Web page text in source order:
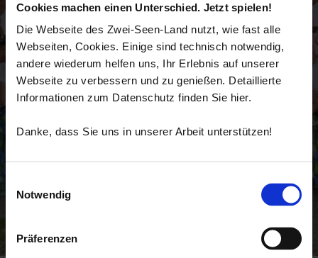
Cookies machen einen Unterschied. Jetzt spielen!
Die Webseite des Zwei-Seen-Land nutzt, wie fast alle
Webseiten, Cookies. Einige sind technisch notwendig,
andere wiederum helfen uns, Ihr Erlebnis auf unserer
Webseite zu verbessern und zu genießen. Detaillierte
Informationen zum Datenschutz finden Sie hier.
Danke, dass Sie uns in unserer Arbeit unterstützen!
Notwendig
Präferenzen